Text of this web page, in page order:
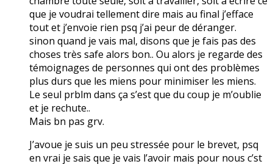
que je voudrai tellement dire mais au final j’efface
tout et j’envoie rien psq j’ai peur de déranger.
sinon quand je vais mal, disons que je fais pas des
choses très safe alors bon.. Ou alors je regarde des
témoignages de personnes qui ont des problèmes
plus durs que les miens pour minimiser les miens.
Le seul prblm dans ça s’est que du coup je m’oublie
et je rechute..
Mais bn pas grv.
J’avoue je suis un peu stressée pour le brevet, psq
en vrai je sais que je vais l’avoir mais pour nous c’st